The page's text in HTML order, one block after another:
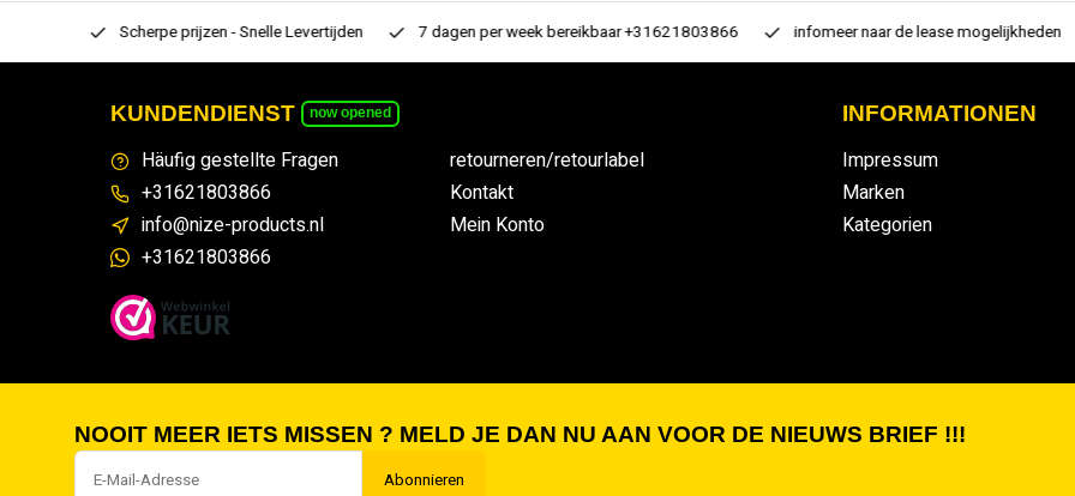
Scherpe prijzen - Snelle Levertijden 7 dagen per week bereikbaar +31621803866 infomeer naar de lease mogelijkheden
KUNDENDIENST now opened
Häufig gestellte Fragen
+31621803866
info@nize-products.nl
+31621803866
retourneren/retourlabel
Kontakt
Mein Konto
INFORMATIONEN
Impressum
Marken
Kategorien
NOOIT MEER IETS MISSEN ? MELD JE DAN NU AAN VOOR DE NIEUWS BRIEF !!!
Abonnieren